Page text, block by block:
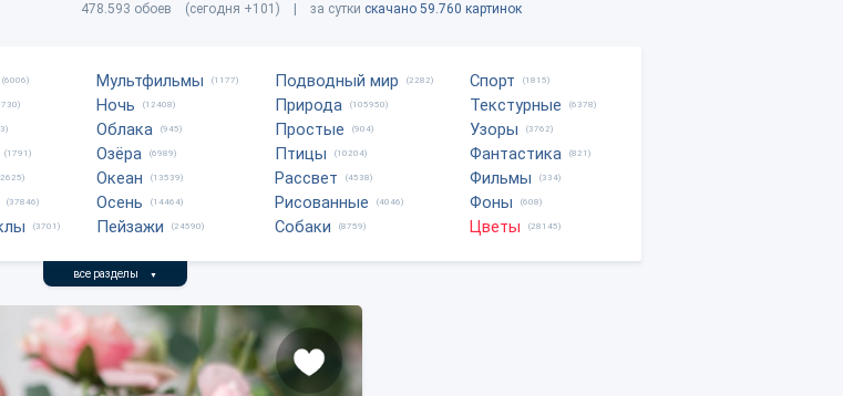
478.593 обоев (сегодня +101) | за сутки скачано 59.760 картинок
(6006)
(1791)
(37846)
(3701)
Мультфильмы (1177)
Ночь (12408)
Облака (945)
Озёра (6989)
Океан (13539)
Осень (14464)
Пейзажи (24590)
Подводный мир (2282)
Природа (105950)
Простые (904)
Птицы (10204)
Рассвет (4538)
Рисованные (4046)
Собаки (8759)
Спорт (1815)
Текстурные (6378)
Узоры (3762)
Фантастика (821)
Фильмы (334)
Фоны (608)
Цветы (28145)
все разделы ▼